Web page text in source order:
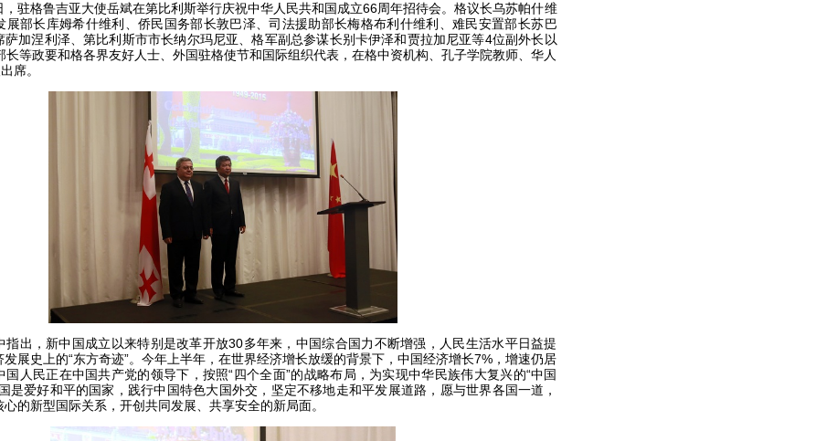
格鲁吉亚大使岳斌在第比利斯举行庆祝中华人民共和国成立66周年招待会。格议长乌苏帕什维
展部长库姆希什维利、侨民国务部长敦巴泽、司法援助部长梅格布利什维利、难民安置部长苏巴
萨加涅利泽、第比利斯市市长纳尔玛尼亚、格军副总参谋长别卡伊泽和贾拉加尼亚等4位副外长以
长等政要和格各界友好人士、外国驻格使节和国际组织代表，在格中资机构、孔子学院教师、华人
席。
，新中国成立以来特别是改革开放30多年来，中国综合国力不断增强，人民生活水平日益提
展史上的“东方奇迹”。今年上半年，在世界经济增长放缓的背景下，中国经济增长7%，增速仍居
国人民正在中国共产党的领导下，按照“四个全面”的战略布局，为实现中华民族伟大复兴的“中国
是爱好和平的国家，践行中国特色大国外交，坚定不移地走和平发展道路，愿与世界各国一道，
的新型国际关系，开创共同发展、共享安全的新局面。